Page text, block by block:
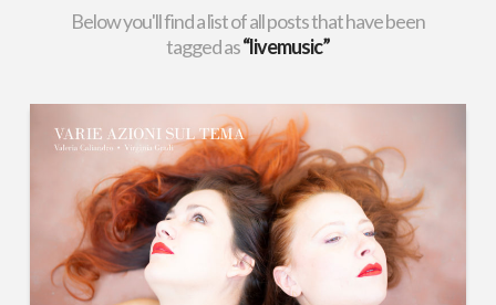
Below you'll find a list of all posts that have been
tagged as“livemusic”